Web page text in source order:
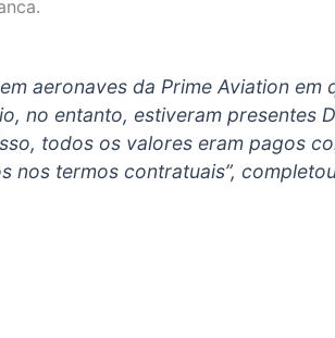
aeronaves da Prime Aviation em
no entanto, estiveram presentes
todos os valores eram pagos
nos termos contratuais”,